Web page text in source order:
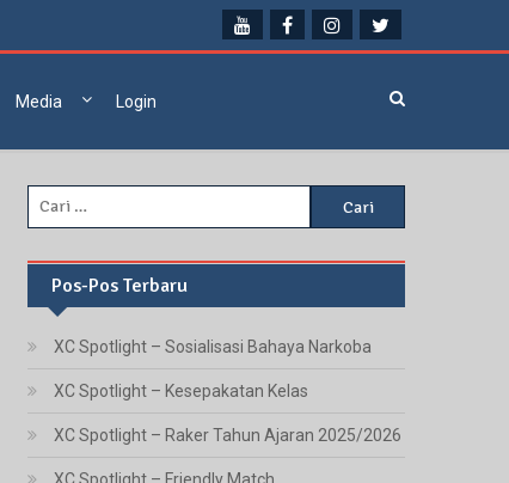
Media Login
untuk:
Pos-Pos Terbaru
XC Spotlight – Sosialisasi Bahaya Narkoba
XC Spotlight – Kesepakatan Kelas
XC Spotlight – Raker Tahun Ajaran 2025/2026